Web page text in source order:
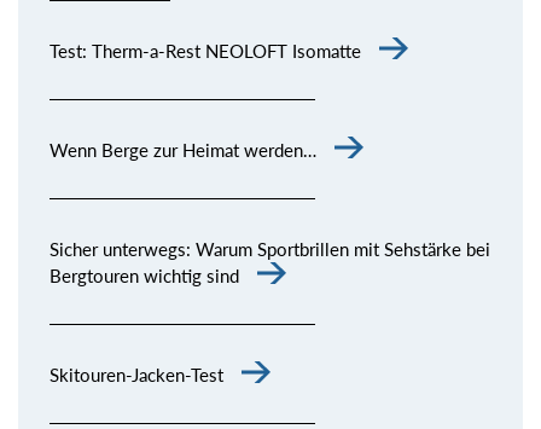
Test: Therm-a-Rest NEOLOFT Isomatte
Wenn Berge zur Heimat werden…
Sicher unterwegs: Warum Sportbrillen mit Sehstärke bei
Bergtouren wichtig sind
Skitouren-Jacken-Test